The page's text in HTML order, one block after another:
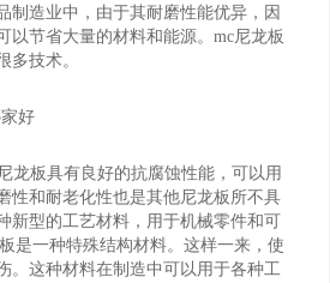
制造业中，由于其耐磨性能优异，因
以节省大量的材料和能源。mc尼龙板
多技术。
龙板具有良好的抗腐蚀性能，可以用
性和耐老化性也是其他尼龙板所不具
新型的工艺材料，用于机械零件和可
是一种特殊结构材料。这样一来，使
。这种材料在制造中可以用于各种工